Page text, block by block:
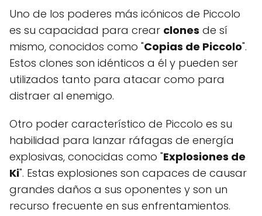
Uno de los poderes más icónicos de Piccolo
es su capacidad para crear clones de sí
mismo, conocidos como "Copias de Piccolo".
Estos clones son idénticos a él y pueden ser
utilizados tanto para atacar como para
distraer al enemigo.
Otro poder característico de Piccolo es su
habilidad para lanzar ráfagas de energía
explosivas, conocidas como "Explosiones de
Ki". Estas explosiones son capaces de causar
grandes daños a sus oponentes y son un
recurso frecuente en sus enfrentamientos.